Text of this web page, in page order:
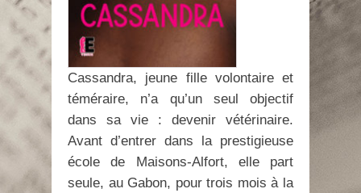
Cassandra, jeune fille volontaire et
téméraire, n’a qu’un seul objectif
dans sa vie : devenir vétérinaire.
Avant d’entrer dans la prestigieuse
école de Maisons-Alfort, elle part
seule, au Gabon, pour trois mois à la